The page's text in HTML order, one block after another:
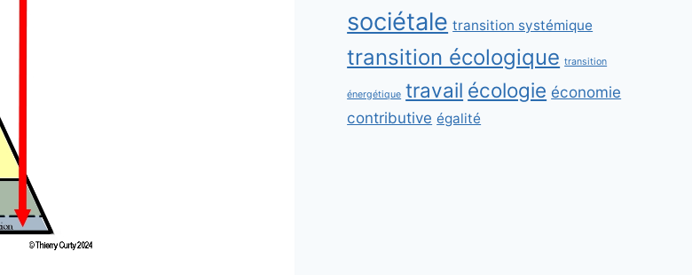
sociétale transition systémique
transition écologique transition
énergétique travail écologie économie
contributive égalité